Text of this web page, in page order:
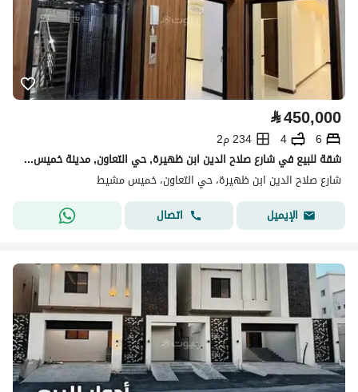
⃁450,000
6
4
234 م2
شقة للبيع في شارع صلاح الدين ابن ظهيرة, حي التعاون, مدينة خميس مشيط
شارع صلاح الدين ابن ظهيرة، حي التعاون، خميس مشيط
الإيميل
اتصال